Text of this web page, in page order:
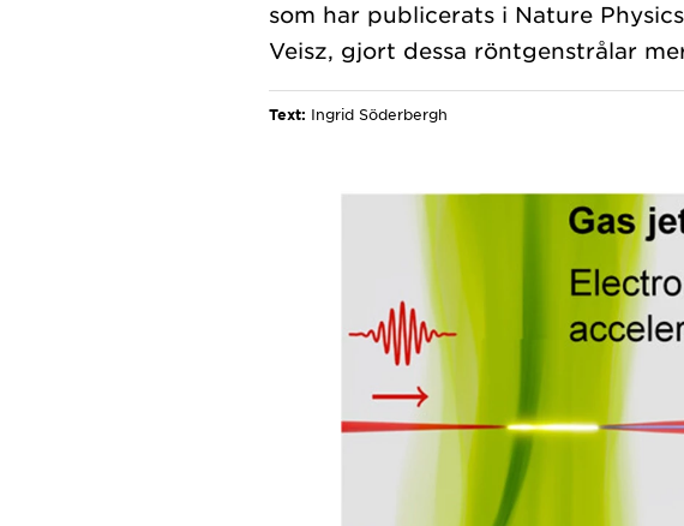
som har publicerats i Nature
Text: Ingrid Söderbergh